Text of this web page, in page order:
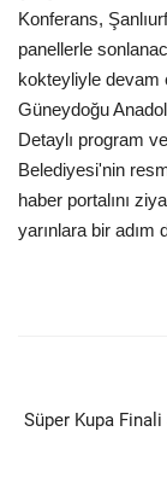
Konferans,
panellerle
kokteyliyle devam
Güneydoğu
Detaylı program
Belediyesi'nin
haber portalını
yarınlara bir adım
Süper Kupa Finali